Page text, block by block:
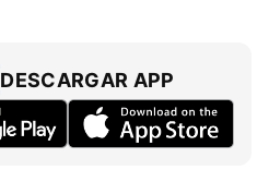
DESCARGAR APP